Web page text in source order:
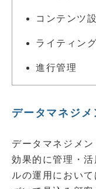
コンテンツ
ライティング
進行管理
データマネジメ
データマネジメ
効果的に管理・
ルの運用におい